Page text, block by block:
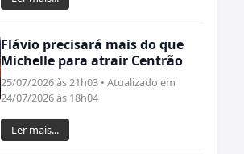
Flávio precisará mais do que
Michelle para atrair Centrão
25/07/2026 às 21h03 • Atualizado em
24/07/2026 às 18h04
Ler mais...